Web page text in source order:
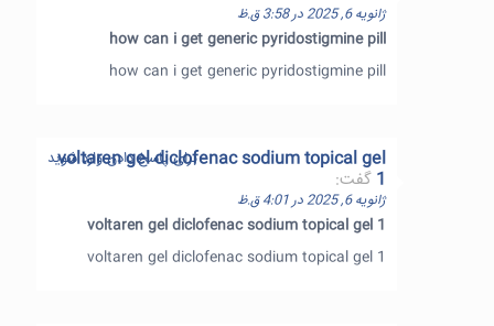
ژانویه 6, 2025 در 3:58 ق.ظ
how can i get generic pyridostigmine pill
how can i get generic pyridostigmine pill
voltaren gel diclofenac sodium topical gel
1 گفت:
ژانویه 6, 2025 در 4:01 ق.ظ
voltaren gel diclofenac sodium topical gel 1
voltaren gel diclofenac sodium topical gel 1
برای پاسخ دادن وارد شوید